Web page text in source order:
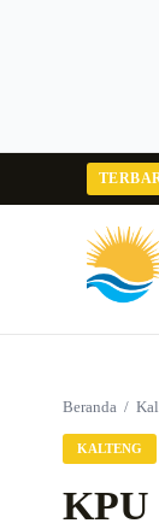
Balang 2026Pj
Beranda /
KALTENG
KPU